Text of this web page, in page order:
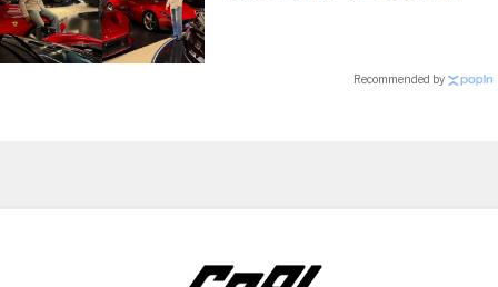
Recommended by